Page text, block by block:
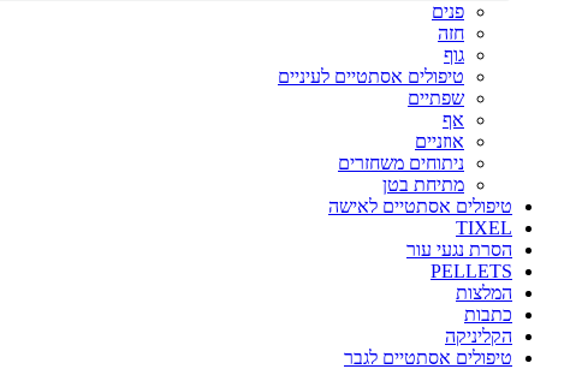
פנים
חזה
גוף
טיפולים אסתטיים לעיניים
שפתיים
אף
אוזניים
ניתוחים משחזרים
מתיחת בטן
טיפולים אסתטיים לאישה
TIXEL
הסרת נגעי עור
PELLETS
המלצות
כתבות
הקליניקה
טיפולים אסתטיים לגבר